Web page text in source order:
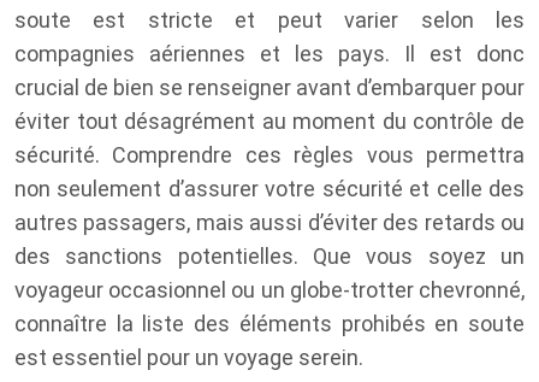
soute est stricte et peut varier selon les
compagnies aériennes et les pays. Il est donc
crucial de bien se renseigner avant d’embarquer pour
éviter tout désagrément au moment du contrôle de
sécurité. Comprendre ces règles vous permettra
non seulement d’assurer votre sécurité et celle des
autres passagers, mais aussi d’éviter des retards ou
des sanctions potentielles. Que vous soyez un
voyageur occasionnel ou un globe-trotter chevronné,
connaître la liste des éléments prohibés en soute
est essentiel pour un voyage serein.